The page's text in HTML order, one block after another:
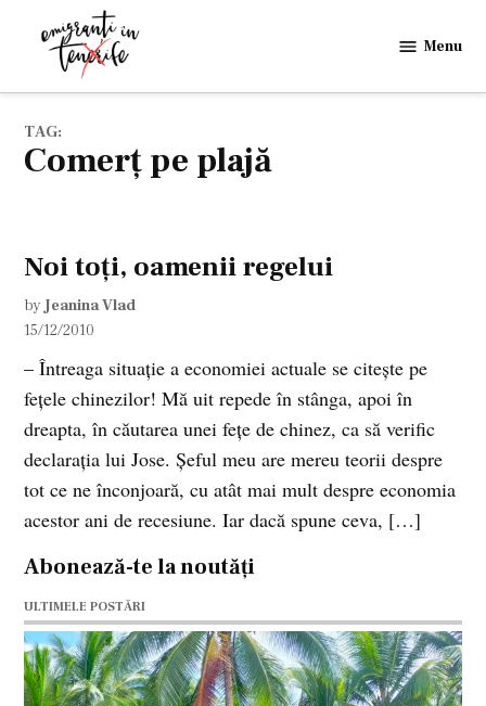
in
Menu
TAG:
comerţ pe plajă
Noi toţi, oamenii regelui
by Jeanina Vlad
15/12/2010
– Întreaga situaţie a economiei actuale se citeşte pe
feţele chinezilor! Mă uit repede în stânga, apoi în
dreapta, în căutarea unei feţe de chinez, ca să verific
declaraţia lui Jose. Şeful meu are mereu teorii despre
tot ce ne înconjoară, cu atât mai mult despre economia
acestor ani de recesiune. Iar dacă spune ceva, […]
Abonează-te la noutăți
ULTIMELE POSTĂRI